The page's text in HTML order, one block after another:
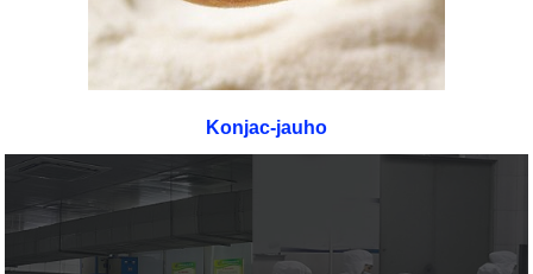
Konjac-jauho